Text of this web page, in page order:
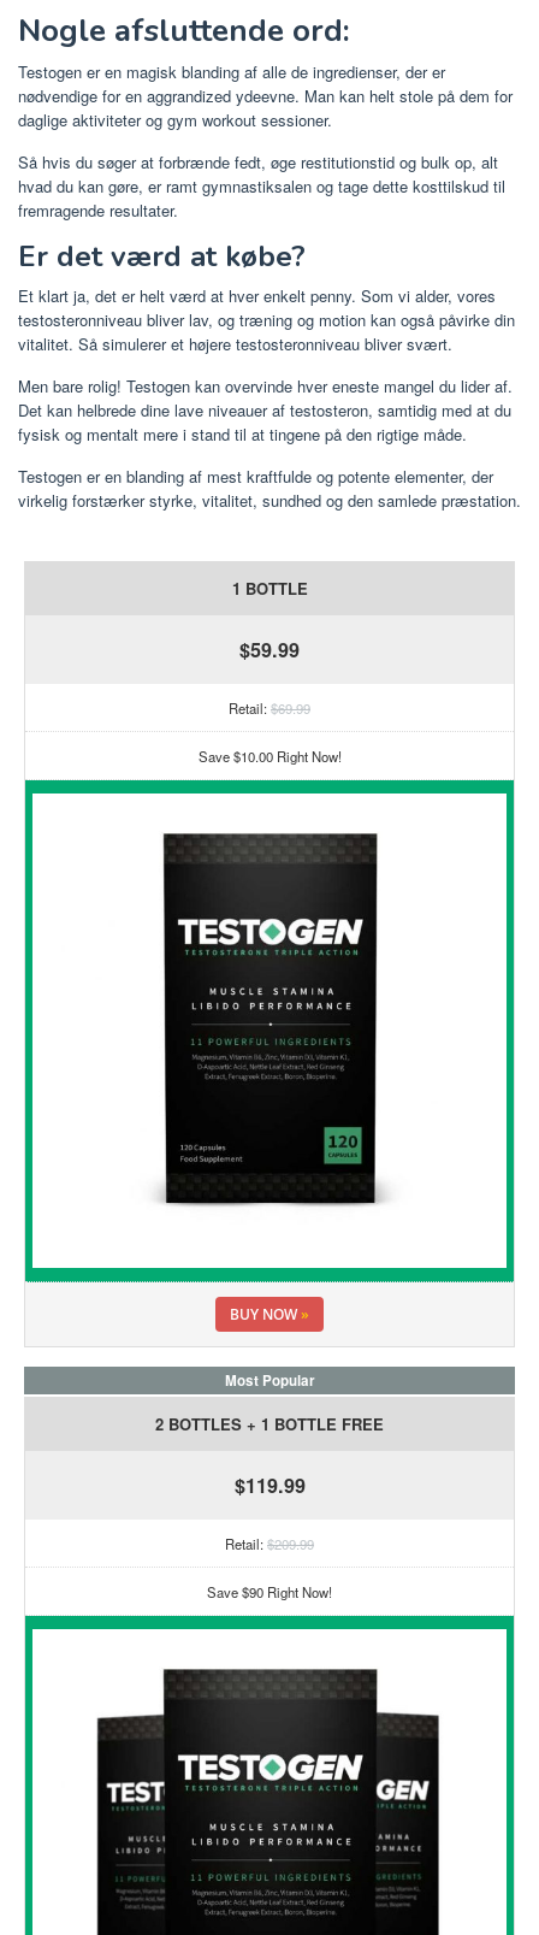
Nogle afsluttende ord:
Testogen er en magisk blanding af alle de ingredienser, der er
nødvendige for en aggrandized ydeevne. Man kan helt stole på dem for
daglige aktiviteter og gym workout sessioner.
Så hvis du søger at forbrænde fedt, øge restitutionstid og bulk op, alt
hvad du kan gøre, er ramt gymnastiksalen og tage dette kosttilskud til
fremragende resultater.
Er det værd at købe?
Et klart ja, det er helt værd at hver enkelt penny. Som vi alder, vores
testosteronniveau bliver lav, og træning og motion kan også påvirke din
vitalitet. Så simulerer et højere testosteronniveau bliver svært.
Men bare rolig! Testogen kan overvinde hver eneste mangel du lider af.
Det kan helbrede dine lave niveauer af testosteron, samtidig med at du
fysisk og mentalt mere i stand til at tingene på den rigtige måde.
Testogen er en blanding af mest kraftfulde og potente elementer, der
virkelig forstærker styrke, vitalitet, sundhed og den samlede præstation.
1 BOTTLE
$59.99
Retail:$69.99
Save $10.00 Right Now!
BUY NOW»
Most Popular
2 BOTTLES + 1 BOTTLE FREE
$119.99
Retail:$209.99
Save $90 Right Now!